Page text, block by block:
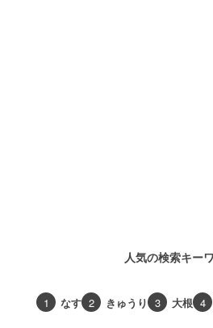
人気の検索キー
1 なす 2 きゅうり 3 大根 4